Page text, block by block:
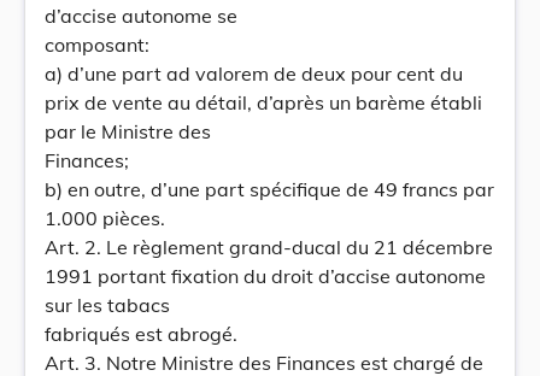
d’accise autonome se
composant:
a) d’une part ad valorem de deux pour cent du
prix de vente au détail, d’après un barème établi
par le Ministre des
Finances;
b) en outre, d’une part spécifique de 49 francs par
1.000 pièces.
Art. 2. Le règlement grand-ducal du 21 décembre
1991 portant fixation du droit d’accise autonome
sur les tabacs
fabriqués est abrogé.
Art. 3. Notre Ministre des Finances est chargé de